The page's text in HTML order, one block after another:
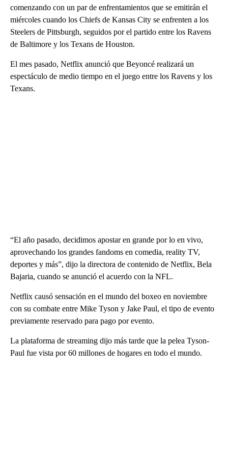
comenzando con un par de enfrentamientos que se emitirán el
miércoles cuando los Chiefs de Kansas City se enfrenten a los
Steelers de Pittsburgh, seguidos por el partido entre los Ravens
de Baltimore y los Texans de Houston.
El mes pasado, Netflix anunció que Beyoncé realizará un
espectáculo de medio tiempo en el juego entre los Ravens y los
Texans.
“El año pasado, decidimos apostar en grande por lo en vivo,
aprovechando los grandes fandoms en comedia, reality TV,
deportes y más”, dijo la directora de contenido de Netflix, Bela
Bajaria, cuando se anunció el acuerdo con la NFL.
Netflix causó sensación en el mundo del boxeo en noviembre
con su combate entre Mike Tyson y Jake Paul, el tipo de evento
previamente reservado para pago por evento.
La plataforma de streaming dijo más tarde que la pelea Tyson-
Paul fue vista por 60 millones de hogares en todo el mundo.